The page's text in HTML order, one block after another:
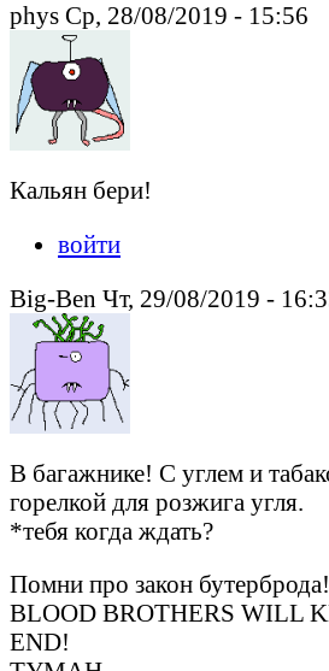
phys Ср, 28/08/2019 - 15:56
Кальян бери!
войти
Big-Ben Чт, 29/08/2019 -
В багажнике! С углем и
горелкой для розжига угля.
*тебя когда ждать?
Помни про закон бутерброда!
BLOOD BROTHERS WILL
END!